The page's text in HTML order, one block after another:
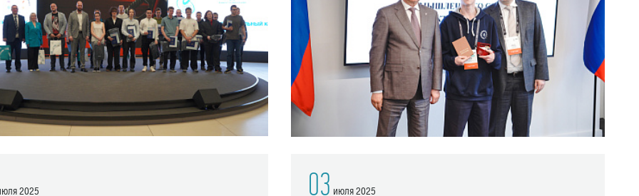
2025 03 июля 2025